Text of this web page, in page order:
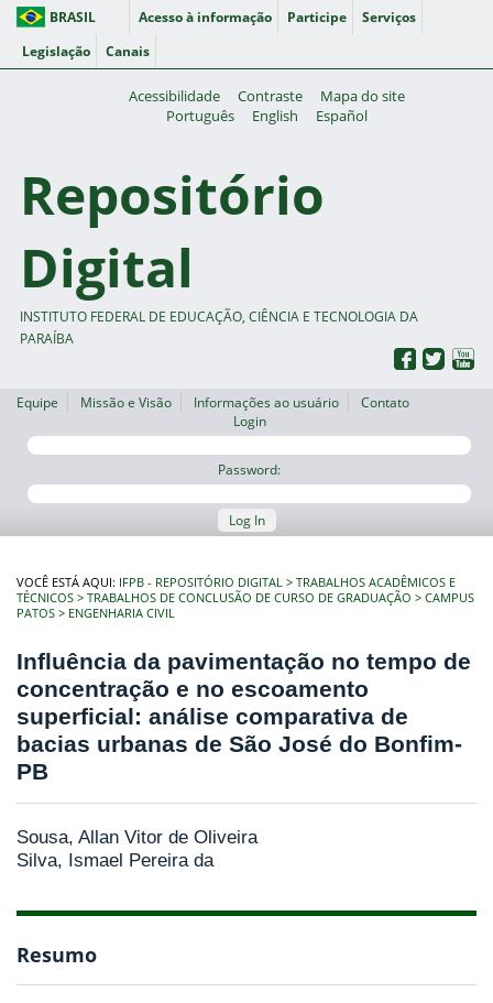
BRASIL Acesso à informação Participe
Serviços
Legislação
Canais
Acessibilidade Contraste
Mapa do site
Português
English Español
Repositório
Digital
INSTITUTO FEDERAL DE EDUCAÇÃO, CIÊNCIA E TECNOLOGIA DA
PARAÍBA
Equipe Missão e Visão Informações ao usuário
Contato
Login
Password:
Log In
VOCÊ ESTÁ AQUI: IFPB - REPOSITÓRIO DIGITAL
TRABALHOS ACADÊMICOS E
TÉCNICOS
TRABALHOS DE CONCLUSÃO DE CURSO DE GRADUAÇÃO
CAMPUS
PATOS
ENGENHARIA CIVIL
Influência da pavimentação no tempo de
concentração e no escoamento
superficial: análise comparativa de
bacias urbanas de São José do Bonfim-
PB
Sousa, Allan Vitor de Oliveira
Silva, Ismael Pereira da
Resumo